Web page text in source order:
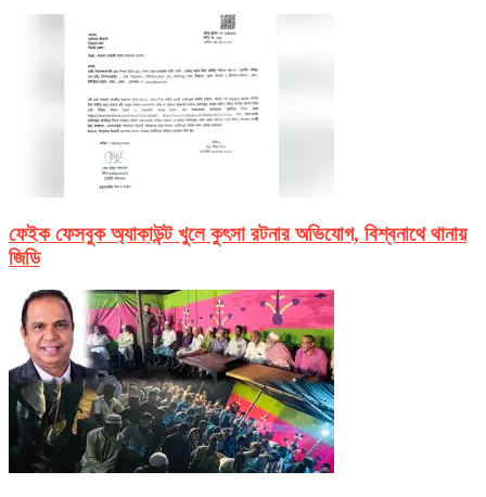
ফেইক ফেসবুক অ্যাকাউন্ট খুলে কুৎসা রটনার অভিযোগ, বিশ্বনাথে থানায়
জিডি